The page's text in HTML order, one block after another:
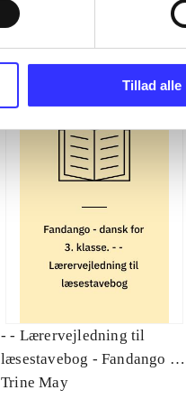
Tillad alle
- - Lærervejledning til
læsestavebog - Fandango -
dansk for 3. klasse :
Trine May